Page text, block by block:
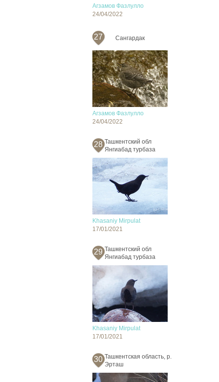
Агзамов Фазлулло
24/04/2022
27 Сангардак
Агзамов Фазлулло
24/04/2022
28 Ташкентский обл
Янгиабад турбаза
Khasaniy Mirpulat
17/01/2021
29 Ташкентский обл
Янгиабад турбаза
Khasaniy Mirpulat
17/01/2021
30 Ташкентская область, р.
Эрташ